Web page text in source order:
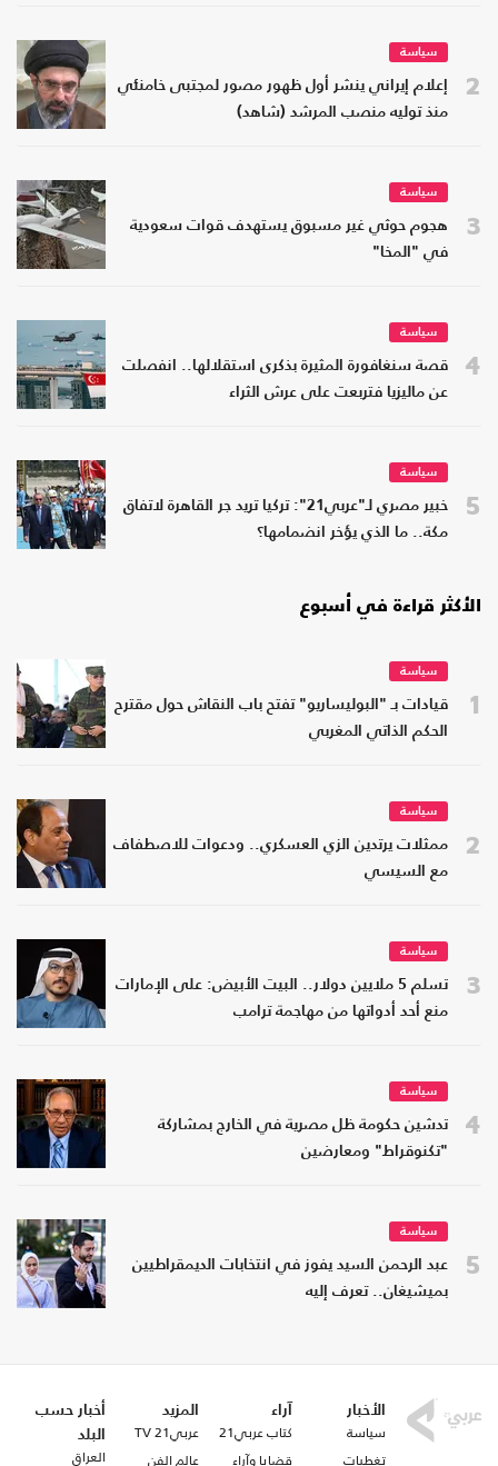
2
سياسة
إعلام إيراني ينشر أول ظهور مصور لمجتبى خامنئي
منذ توليه منصب المرشد (شاهد)
3
سياسة
هجوم حوثي غير مسبوق يستهدف قوات سعودية
في "المخا"
4
سياسة
قصة سنغافورة المثيرة بذكرى استقلالها.. انفصلت
عن ماليزيا فتربعت على عرش الثراء
5
سياسة
خبير مصري لـ"عربي21": تركيا تريد جر القاهرة لاتفاق
مكة.. ما الذي يؤخر انضمامها؟
الأكثر قراءة في أسبوع
1
سياسة
قيادات بـ "البوليساريو" تفتح باب النقاش حول مقترح
الحكم الذاتي المغربي
2
سياسة
ممثلات يرتدين الزي العسكري.. ودعوات للاصطفاف
مع السيسي
3
سياسة
تسلم 5 ملايين دولار.. البيت الأبيض: على الإمارات
منع أحد أدواتها من مهاجمة ترامب
4
سياسة
تدشين حكومة ظل مصرية في الخارج بمشاركة
"تكنوقراط" ومعارضين
5
سياسة
عبد الرحمن السيد يفوز في انتخابات الديمقراطيين
بميشيغان.. تعرف إليه
الأخبار
سياسة
تغطيات
آراء
كتاب عربي21
قضايا وآراء
المزيد
عربي21 TV
عالم الفن
أخبار حسب
البلد
العراق